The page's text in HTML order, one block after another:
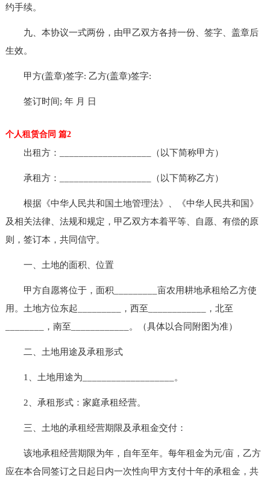
约手续。
九、本协议一式两份，由甲乙双方各持一份、签字、盖章后
生效。
甲方(盖章)签字: 乙方(盖章)签字:
签订时间; 年 月 日
个人租赁合同 篇2
出租方：___________________（以下简称甲方）
承租方：___________________（以下简称乙方）
根据《中华人民共和国土地管理法》、《中华人民共和国》
及相关法律、法规和规定，甲乙双方本着平等、自愿、有偿的原
则，签订本，共同信守。
一、土地的面积、位置
甲方自愿将位于，面积_________亩农用耕地承租给乙方使
用。土地方位东起_________，西至____________，北至
________，南至____________。（具体以合同附图为准）
二、土地用途及承租形式
1、土地用途为___________________。
2、承租形式：家庭承租经营。
三、土地的承租经营期限及承租金交付：
该地承租经营期限为年，自年至年。每年租金为元/亩，乙方
应在本合同签订之日起日内一次性向甲方支付十年的承租金，共